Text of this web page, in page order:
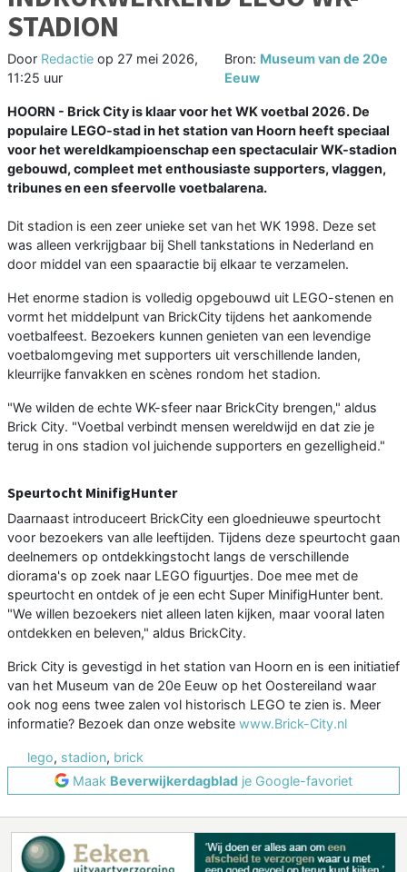
STADION
Door Redactie op 27 mei 2026,
11:25 uur
Bron: Museum van de 20e
Eeuw
HOORN - Brick City is klaar voor het WK voetbal 2026. De
populaire LEGO-stad in het station van Hoorn heeft speciaal
voor het wereldkampioenschap een spectaculair WK-stadion
gebouwd, compleet met enthousiaste supporters, vlaggen,
tribunes en een sfeervolle voetbalarena.
Dit stadion is een zeer unieke set van het WK 1998. Deze set
was alleen verkrijgbaar bij Shell tankstations in Nederland en
door middel van een spaaractie bij elkaar te verzamelen.
Het enorme stadion is volledig opgebouwd uit LEGO-stenen en
vormt het middelpunt van BrickCity tijdens het aankomende
voetbalfeest. Bezoekers kunnen genieten van een levendige
voetbalomgeving met supporters uit verschillende landen,
kleurrijke fanvakken en scènes rondom het stadion.
"We wilden de echte WK-sfeer naar BrickCity brengen," aldus
Brick City. "Voetbal verbindt mensen wereldwijd en dat zie je
terug in ons stadion vol juichende supporters en gezelligheid."
Speurtocht MinifigHunter
Daarnaast introduceert BrickCity een gloednieuwe speurtocht
voor bezoekers van alle leeftijden. Tijdens deze speurtocht gaan
deelnemers op ontdekkingstocht langs de verschillende
diorama's op zoek naar LEGO figuurtjes. Doe mee met de
speurtocht en ontdek of je een echt Super MinifigHunter bent.
"We willen bezoekers niet alleen laten kijken, maar vooral laten
ontdekken en beleven," aldus BrickCity.
Brick City is gevestigd in het station van Hoorn en is een initiatief
van het Museum van de 20e Eeuw op het Oostereiland waar
ook nog eens twee zalen vol historisch LEGO te zien is. Meer
informatie? Bezoek dan onze website www.Brick-City.nl
lego, stadion, brick
Maak Beverwijkerdagblad je Google-favoriet